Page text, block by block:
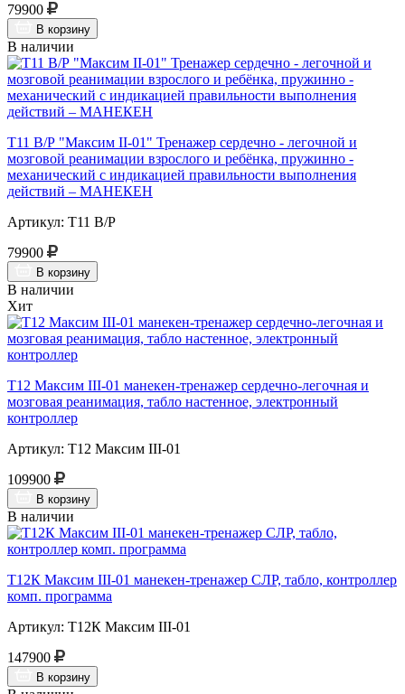
79900
В корзину
В наличии
Т11 В/Р "Максим II-01" Тренажер сердечно - легочной и
мозговой реанимации взрослого и ребёнка, пружинно -
механический с индикацией правильности выполнения
действий – МАНЕКЕН
Артикул: Т11 В/Р
79900
В корзину
В наличии
Хит
Т12 Максим III-01 манекен-тренажер сердечно-легочная и
мозговая реанимация, табло настенное, электронный
контроллер
Артикул: Т12 Максим III-01
109900
В корзину
В наличии
Т12К Максим III-01 манекен-тренажер СЛР, табло, контроллер
комп. программа
Артикул: Т12К Максим III-01
147900
В корзину